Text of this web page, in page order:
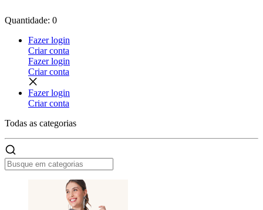
Quantidade: 0
Fazer login
Criar conta
Fazer login
Criar conta
Fazer login
Criar conta
Todas as categorias